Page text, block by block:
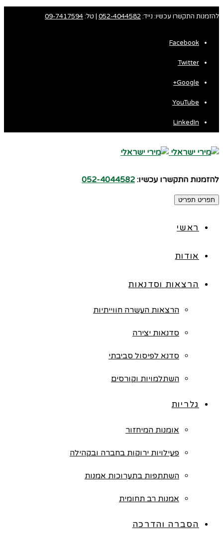
להזמנות התקשרו עכשיו: נייד: 052-4044582 | טל:09-7417594
Facebook
Twitter
Google+
YouTube
LinkedIn
להזמנות התקשרו עכשיו: 052-4044582
תפריט תפריט
ראשי
אודות
הרצאות וסדנאות
הרצאות העשרה חווייתיות
סדנאות יצירה
סדנא לפיסול סביבתי
השתלמויות וקורסים
גלריות
אומנות המיחזור
פעילויות ירוקות בחברה ובקהילה
השתתפות בתערוכות אמנות
אמנות רב תחומית
הסברה והדרכה